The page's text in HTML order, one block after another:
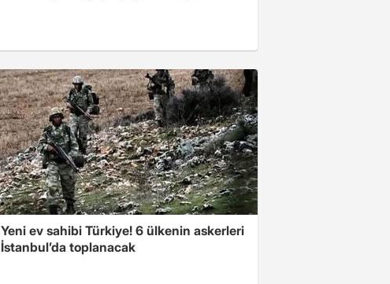
Yeni ev sahibi Türkiye! 6 ülkenin askerleri
İstanbul’da toplanacak